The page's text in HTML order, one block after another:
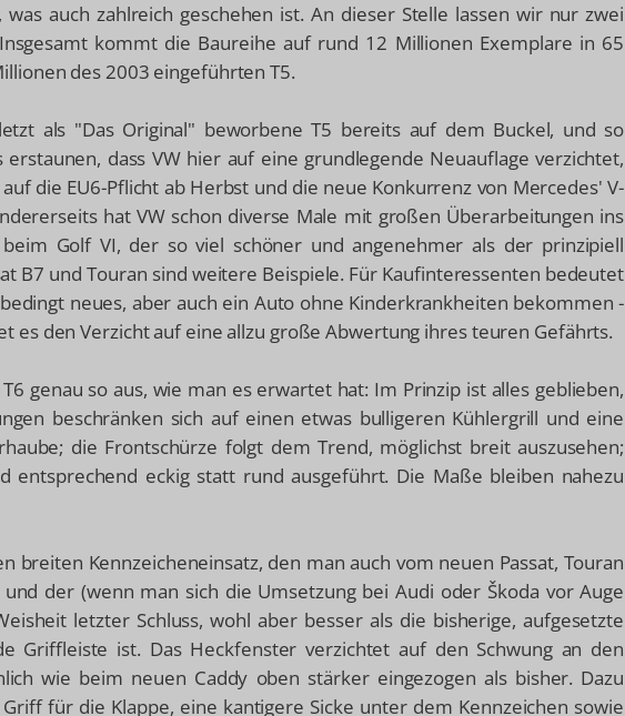
auch zahlreich geschehen ist. An dieser Stelle lassen wir nur zwei
kommt die Baureihe auf rund 12 Millionen Exemplare in 65
des 2003 eingeführten T5.
als "Das Original" beworbene T5 bereits auf dem Buckel, und so
dass VW hier auf eine grundlegende Neuauflage verzichtet,
die EU6-Pflicht ab Herbst und die neue Konkurrenz von Mercedes' V-
hat VW schon diverse Male mit großen Überarbeitungen ins
Golf VI, der so viel schöner und angenehmer als der prinzipiell
B7 und Touran sind weitere Beispiele. Für Kaufinteressenten bedeutet
neues, aber auch ein Auto ohne Kinderkrankheiten bekommen -
es den Verzicht auf eine allzu große Abwertung ihres teuren Gefährts.
genau so aus, wie man es erwartet hat: Im Prinzip ist alles geblieben,
beschränken sich auf einen etwas bulligeren Kühlergrill und eine
die Frontschürze folgt dem Trend, möglichst breit auszusehen;
entsprechend eckig statt rund ausgeführt. Die Maße bleiben nahezu
breiten Kennzeicheneinsatz, den man auch vom neuen Passat, Touran
der (wenn man sich die Umsetzung bei Audi oder Škoda vor Auge
letzter Schluss, wohl aber besser als die bisherige, aufgesetzte
Griffleiste ist. Das Heckfenster verzichtet auf den Schwung an den
wie beim neuen Caddy oben stärker eingezogen als bisher. Dazu
für die Klappe, eine kantigere Sicke unter dem Kennzeichen sowie